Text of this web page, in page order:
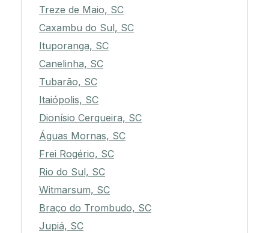
Treze de Maio, SC
Caxambu do Sul, SC
Ituporanga, SC
Canelinha, SC
Tubarão, SC
Itaiópolis, SC
Dionísio Cerqueira, SC
Águas Mornas, SC
Frei Rogério, SC
Rio do Sul, SC
Witmarsum, SC
Braço do Trombudo, SC
Jupiá, SC